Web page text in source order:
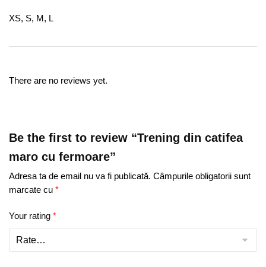
XS, S, M, L
There are no reviews yet.
Be the first to review “Trening din catifea
maro cu fermoare”
Adresa ta de email nu va fi publicată. Câmpurile obligatorii sunt
marcate cu *
Your rating *